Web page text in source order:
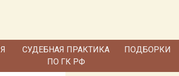
СУДЕБНАЯ ПРАКТИКА
ПО ГК РФ
ПОДБОРКИ